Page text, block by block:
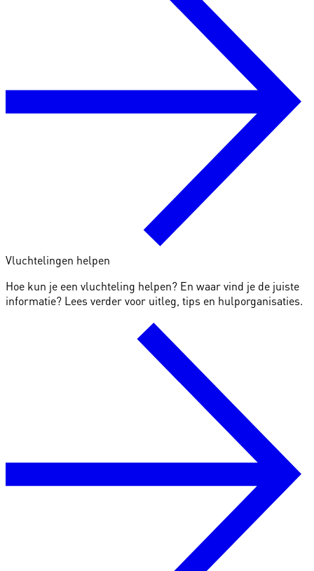
Vluchtelingen helpen
Hoe kun je een vluchteling helpen? En waar vind je de juiste
informatie? Lees verder voor uitleg, tips en hulporganisaties.